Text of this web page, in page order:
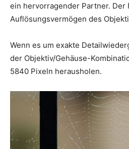
ein hervorragender Partner. Der
Auflösungsvermögen des
Wenn es um exakte
der Objektiv/Gehäuse-
5840 Pixeln herausholen.